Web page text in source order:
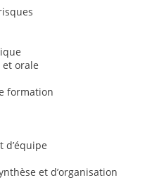
orale
formation
d’équipe
et d’organisation